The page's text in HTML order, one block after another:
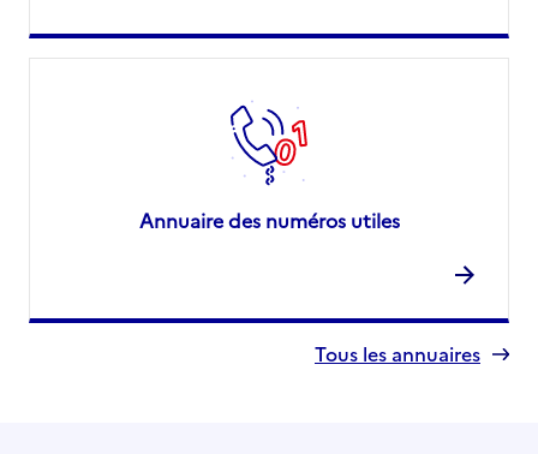
Annuaire des numéros utiles
Tous les annuaires